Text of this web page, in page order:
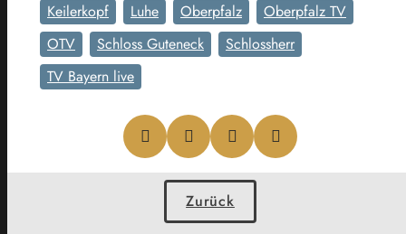
Keilerkopf
Luhe Oberpfalz
Oberpfalz TV
OTV
Schloss Guteneck
Schlossherr
TV Bayern live
Zurück